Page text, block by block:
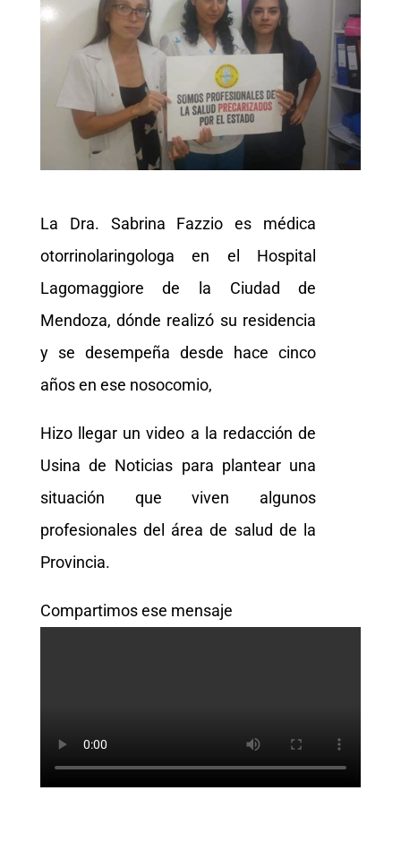
La Dra. Sabrina Fazzio es médica
otorrinolaringologa en el Hospital
Lagomaggiore de la Ciudad de
Mendoza, dónde realizó su residencia
y se desempeña desde hace cinco
años en ese nosocomio,
Hizo llegar un video a la redacción de
Usina de Noticias para plantear una
situación que viven algunos
profesionales del área de salud de la
Provincia.
Compartimos ese mensaje